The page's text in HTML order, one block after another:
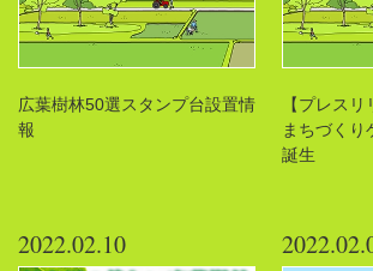
広葉樹林50選スタンプ台設置情
報
【プレス
まちづくり
誕生
2022.02.10